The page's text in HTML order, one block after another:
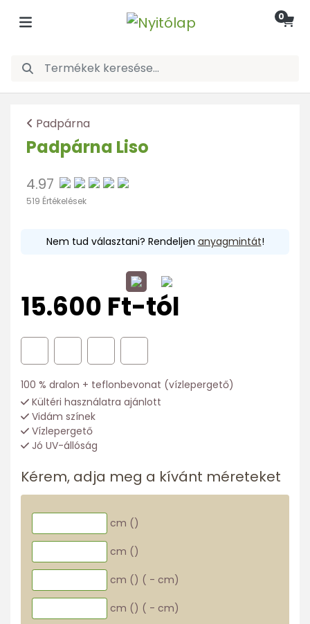
0
Padpárna
Padpárna Liso
4.97
519 Értékelések
Nem tud választani? Rendeljen anyagmintát!
15.600 Ft-tól
100 % dralon + teflonbevonat (vízlepergető)
Kültéri használatra ajánlott
Vidám színek
Vízlepergető
Jó UV-állóság
Kérem, adja meg a kívánt méreteket
cm ()
cm ()
cm () ( - cm)
cm () ( - cm)